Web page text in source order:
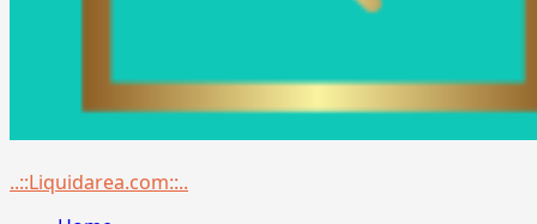
Menu
..::Liquidarea.com::..